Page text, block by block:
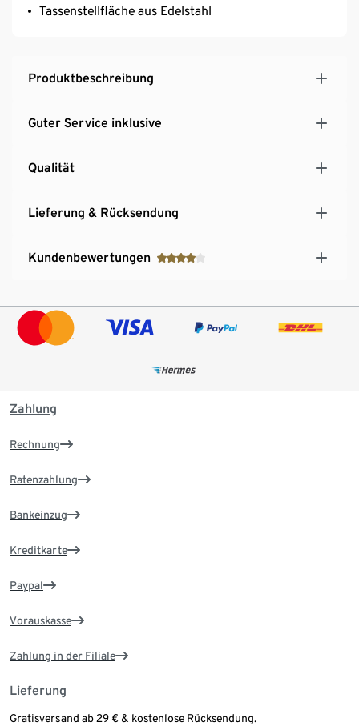
Tassenstellfläche aus Edelstahl
Produktbeschreibung
Guter Service inklusive
Qualität
Lieferung & Rücksendung
Kundenbewertungen
Zahlung
Rechnung
Ratenzahlung
Bankeinzug
Kreditkarte
Paypal
Vorauskasse
Zahlung in der Filiale
Lieferung
Gratisversand ab 29 € & kostenlose Rücksendung.